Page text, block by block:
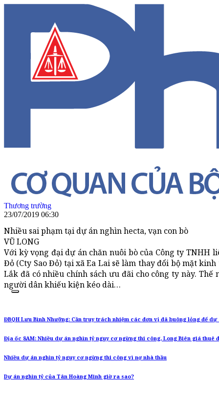
Thương trường
23/07/2019 06:30
Nhiều sai phạm tại dự án nghìn hecta, vạn con bò
VŨ LONG
Với kỳ vọng đại dự án chăn nuôi bò của Công ty TNHH
Đỏ (Cty Sao Đỏ) tại xã Ea Lai sẽ làm thay đổi bộ mặt
Lắk đã có nhiều chính sách ưu đãi cho công ty này.
người dân khiếu kiện kéo dài…
ĐBQH Lưu Bình Nhưỡng: Cần truy trách nhiệm các đơn vị đã buông lỏng để
Địa ốc 8AM: Nhiều dự án nghìn tỷ nguy cơ ngừng thi công, Long Biên giá thuê
Nhiều dự án nghìn tỷ nguy cơ ngừng thi công vì nợ nhà thầu
Dự án nghìn tỷ của Tân Hoàng Minh giờ ra sao?